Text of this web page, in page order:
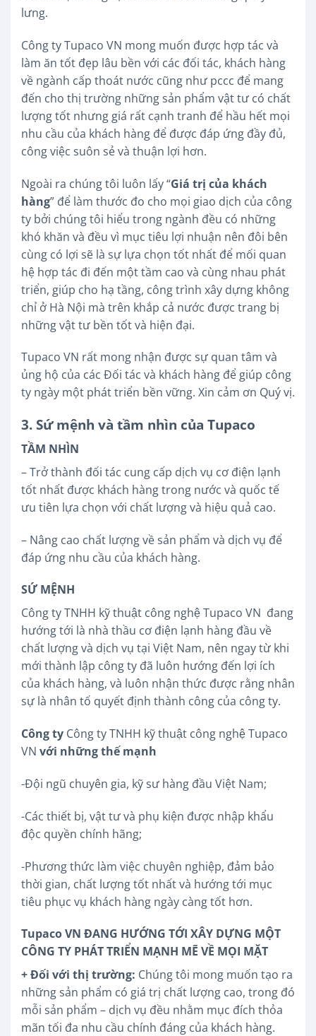
lưng.
Công ty Tupaco VN mong muốn được hợp tác và
làm ăn tốt đẹp lâu bền với các đối tác, khách hàng
về ngành cấp thoát nước cũng như pccc để mang
đến cho thị trường những sản phẩm vật tư có chất
lượng tốt nhưng giá rất cạnh tranh để hầu hết mọi
nhu cầu của khách hàng để được đáp ứng đầy đủ,
công việc suôn sẻ và thuận lợi hơn.
Ngoài ra chúng tôi luôn lấy “Giá trị của khách
hàng” để làm thước đo cho mọi giao dịch của công
ty bởi chúng tôi hiểu trong ngành đều có những
khó khăn và đều vì mục tiêu lợi nhuận nên đôi bên
cùng có lợi sẽ là sự lựa chọn tốt nhất để mối quan
hệ hợp tác đi đến một tầm cao và cùng nhau phát
triển, giúp cho hạ tầng, công trình xây dựng không
chỉ ở Hà Nội mà trên khắp cả nước được trang bị
những vật tư bền tốt và hiện đại.
Tupaco VN rất mong nhận được sự quan tâm và
ủng hộ của các Đối tác và khách hàng để giúp công
ty ngày một phát triển bền vững. Xin cảm ơn Quý vị.
3. Sứ mệnh và tầm nhìn của Tupaco
TẦM NHÌN
– Trở thành đối tác cung cấp dịch vụ cơ điện lạnh
tốt nhất được khách hàng trong nước và quốc tế
ưu tiên lựa chọn với chất lượng và hiệu quả cao.
– Nâng cao chất lượng về sản phẩm và dịch vụ để
đáp ứng nhu cầu của khách hàng.
SỨ MỆNH
Công ty TNHH kỹ thuật công nghệ Tupaco VN đang
hướng tới là nhà thầu cơ điện lạnh hàng đầu về
chất lượng và dịch vụ tại Việt Nam, nên ngay từ khi
mới thành lập công ty đã luôn hướng đến lợi ích
của khách hàng, và luôn nhận thức được rằng nhân
sự là nhân tố quyết định thành công của công ty.
Công ty Công ty TNHH kỹ thuật công nghệ Tupaco
VN với những thế mạnh
-Đội ngũ chuyên gia, kỹ sư hàng đầu Việt Nam;
-Các thiết bị, vật tư và phụ kiện được nhập khẩu
độc quyền chính hãng;
-Phương thức làm việc chuyên nghiệp, đảm bảo
thời gian, chất lượng tốt nhất và hướng tới mục
tiêu phục vụ khách hàng ngày càng tốt hơn.
Tupaco VN ĐANG HƯỚNG TỚI XÂY DỰNG MỘT
CÔNG TY PHÁT TRIỂN MẠNH MẼ VỀ MỌI MẶT
+ Đối với thị trường: Chúng tôi mong muốn tạo ra
những sản phẩm có giá trị chất lượng cao, trong đó
mỗi sản phẩm – dịch vụ đều nhằm mục đích thỏa
mãn tối đa nhu cầu chính đáng của khách hàng.